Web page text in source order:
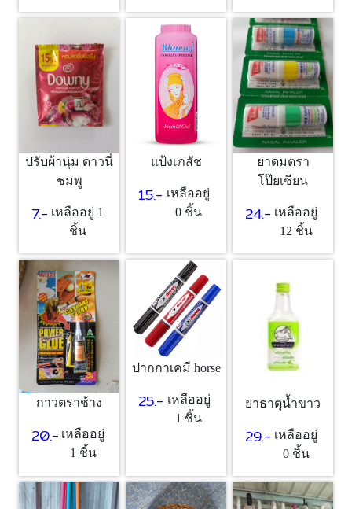
ปรับผ้านุ่ม ดาวนี่
ชมพู
7.- เหลืออยู่ 1
ชิ้น
แป้งเภสัช
15.- เหลืออยู่
0 ชิ้น
ยาดมตรา
โป๊ยเซียน
24.- เหลืออยู่
12 ชิ้น
กาวตราช้าง
20.- เหลืออยู่
1 ชิ้น
ปากกาเคมี horse
25.- เหลืออยู่
1 ชิ้น
ยาธาตุน้ำขาว
29.- เหลืออยู่
0 ชิ้น